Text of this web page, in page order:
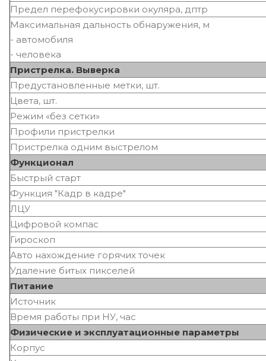
Предел перефокусировки окуляра, дптр
Максимальная дальность обнаружения, м
- автомобиля
- человека
Пристрелка. Выверка
Предустановленные метки, шт.
Цвета, шт.
Режим «без сетки»
Профили пристрелки
Пристрелка одним выстрелом
Функционал
Быстрый старт
Функция "Кадр в кадре"
ЛЦУ
Цифровой компас
Гироскоп
Авто нахождение горячих точек
Удаление битых пикселей
Питание
Источник
Время работы при НУ, час
Физические и эксплуатационные параметры
Корпус